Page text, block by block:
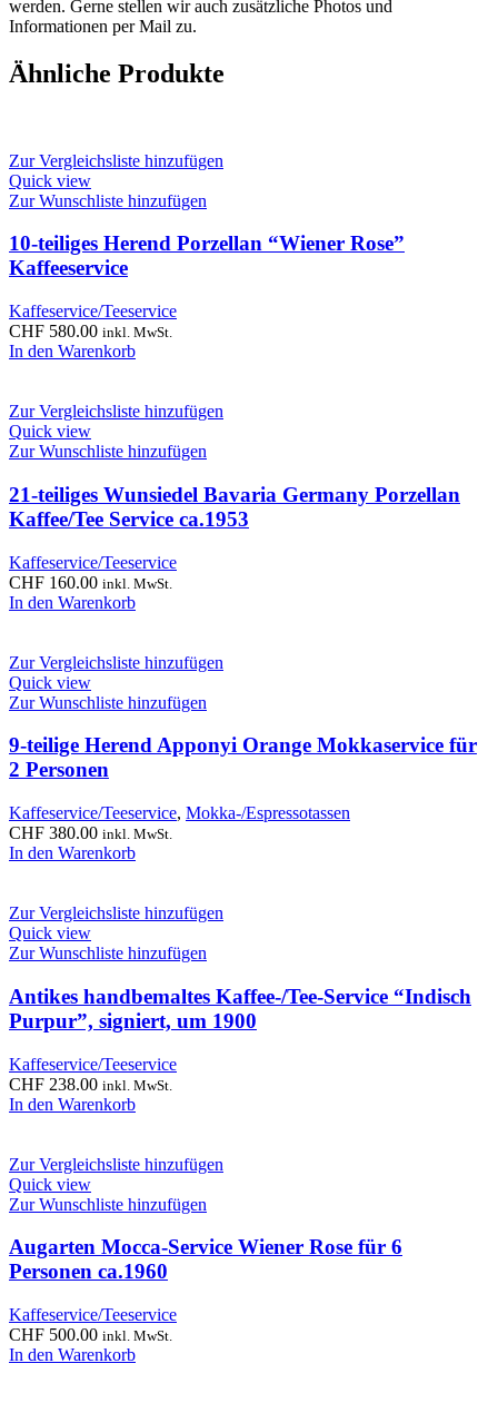
werden. Gerne stellen wir auch zusätzliche Photos und
Informationen per Mail zu.
Ähnliche Produkte
Zur Vergleichsliste hinzufügen
Quick view
Zur Wunschliste hinzufügen
10-teiliges Herend Porzellan “Wiener Rose”
Kaffeeservice
Kaffeservice/Teeservice
CHF 580.00 inkl. MwSt.
In den Warenkorb
Zur Vergleichsliste hinzufügen
Quick view
Zur Wunschliste hinzufügen
21-teiliges Wunsiedel Bavaria Germany Porzellan
Kaffee/Tee Service ca.1953
Kaffeservice/Teeservice
CHF 160.00 inkl. MwSt.
In den Warenkorb
Zur Vergleichsliste hinzufügen
Quick view
Zur Wunschliste hinzufügen
9-teilige Herend Apponyi Orange Mokkaservice für
2 Personen
Kaffeservice/Teeservice, Mokka-/Espressotassen
CHF 380.00 inkl. MwSt.
In den Warenkorb
Zur Vergleichsliste hinzufügen
Quick view
Zur Wunschliste hinzufügen
Antikes handbemaltes Kaffee-/Tee-Service “Indisch
Purpur”, signiert, um 1900
Kaffeservice/Teeservice
CHF 238.00 inkl. MwSt.
In den Warenkorb
Zur Vergleichsliste hinzufügen
Quick view
Zur Wunschliste hinzufügen
Augarten Mocca‑Service Wiener Rose für 6
Personen ca.1960
Kaffeservice/Teeservice
CHF 500.00 inkl. MwSt.
In den Warenkorb